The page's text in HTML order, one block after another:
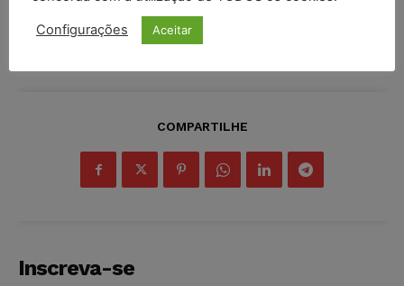
COMPARTILHE
Inscreva-se
Configurações Aceitar